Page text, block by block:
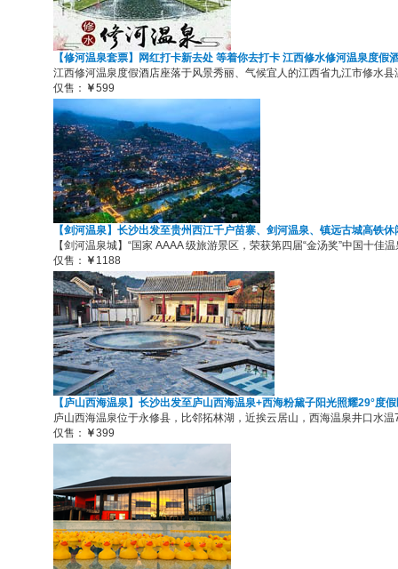
【修河温泉套票】网红打卡新去处 等着你去打卡 江西修水修河温泉度假
江西修河温泉度假酒店座落于风景秀丽、气候宜人的江西省九江市修水
仅售： ￥599
【剑河温泉】长沙出发至贵州西江千户苗寨、剑河温泉、镇远古城高铁休
【剑河温泉城】“国家 AAAA 级旅游景区，荣获第四届“金汤奖”中国十佳
仅售： ￥ 1188
【庐山西海温泉】长沙出发至庐山西海温泉+西海粉黛子阳光照耀29°度
庐山西海温泉位于永修县，比邻拓林湖，近挨云居山，西海温泉井口水
仅售： ￥399